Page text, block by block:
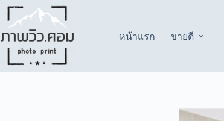
Skip
content
หน้าแรก
ขายดี